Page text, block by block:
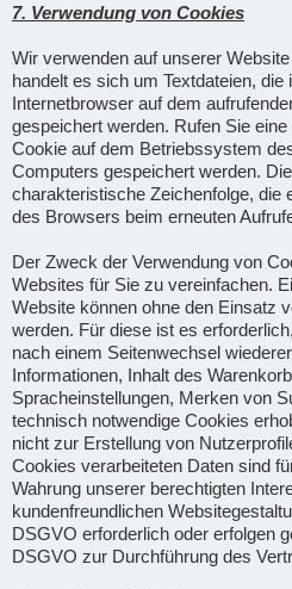
7. Verwendung von Cookies
Wir verwenden auf unserer Website
handelt es sich um Textdateien,
Internetbrowser auf dem
gespeichert werden. Rufen Sie
Cookie auf dem Betriebssystem
Computers gespeichert werden.
charakteristische Zeichenfolge, die
des Browsers beim erneuten
Der Zweck der Verwendung von
Websites für Sie zu vereinfachen.
Website können ohne den Einsatz
werden. Für diese ist es
nach einem Seitenwechsel
Informationen, Inhalt des
Spracheinstellungen, Merken von
technisch notwendige Cookies
nicht zur Erstellung von
Cookies verarbeiteten Daten sind
Wahrung unserer berechtigten
kundenfreundlichen
DSGVO erforderlich oder erfolgen
DSGVO zur Durchführung des